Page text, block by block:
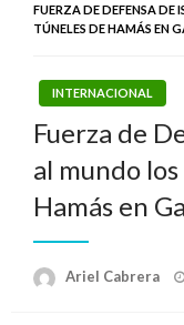
FUERZA DE DEFENSA
TÚNELES DE HAMÁS EN
INTERNACIONAL
Fuerza de
al mundo
Hamás en
Ariel Cabrera